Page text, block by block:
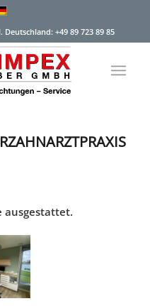
Deutschland: +49 89 723 89 85
ausgestattet.